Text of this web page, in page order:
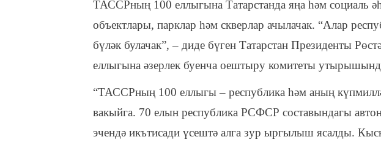
ТАССРның 100 еллыгына Татарстанда яңа һәм социаль
объектлары, парклар һәм скверлар ачылачак. “Алар
бүләк булачак”, – диде бүген Татарстан Президенты
еллыгына әзерлек буенча оештыру комитеты
“ТАССРның 100 еллыгы – республика һәм аның
вакыйга. 70 елын республика РСФСР составындагы
эчендә икътисади үсештә алга зур ыргылыш ясалды.